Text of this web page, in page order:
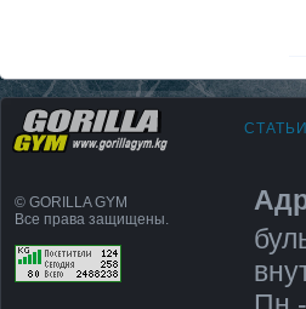
СТАТЬИ
© GORILLA GYM
Все права защищены.